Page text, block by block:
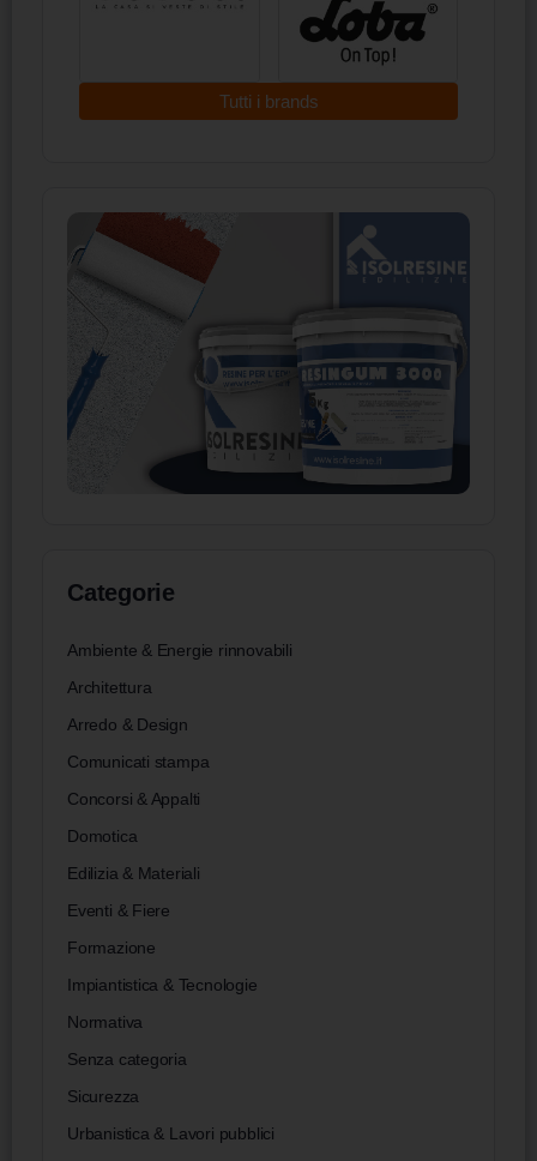
Tutti i brands
Categorie
Ambiente & Energie rinnovabili
Architettura
Arredo & Design
Comunicati stampa
Concorsi & Appalti
Domotica
Edilizia & Materiali
Eventi & Fiere
Formazione
Impiantistica & Tecnologie
Normativa
Senza categoria
Sicurezza
Urbanistica & Lavori pubblici